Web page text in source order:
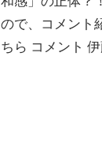
ので、コメント
ちら コメント